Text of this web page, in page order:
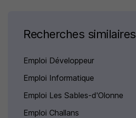
Recherches similaires
Emploi Développeur
Emploi Informatique
Emploi Les Sables-d'Olonne
Emploi Challans